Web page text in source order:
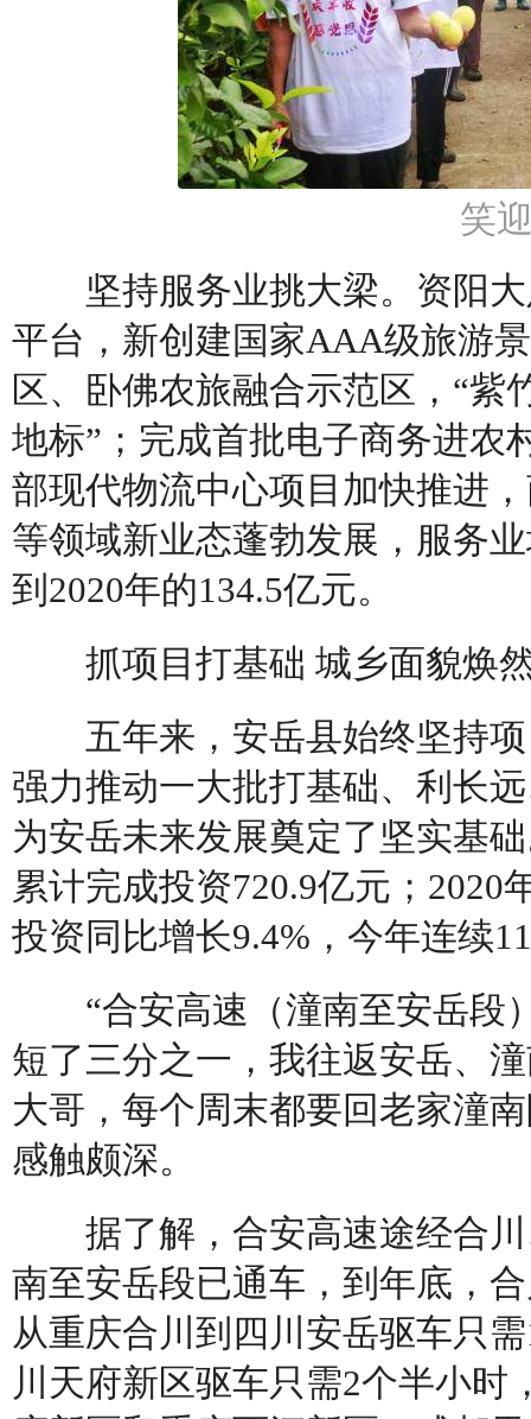
笑
坚持服务业挑大梁。资阳大
平台，新创建国家AAA级旅游
区、卧佛农旅融合示范区，“紫
地标”；完成首批电子商务进农
部现代物流中心项目加快推进
等领域新业态蓬勃发展，服务
到2020年的134.5亿元。
抓项目打基础 城乡面貌焕
五年来，安岳县始终坚持项
强力推动一大批打基础、利长
为安岳未来发展奠定了坚实基
累计完成投资720.9亿元；2020
投资同比增长9.4%，今年连续
“合安高速（潼南至安岳段
短了三分之一，我往返安岳、
大哥，每个周末都要回老家潼
感触颇深。
据了解，合安高速途经合川
南至安岳段已通车，到年底，
从重庆合川到四川安岳驱车只
川天府新区驱车只需2个半小